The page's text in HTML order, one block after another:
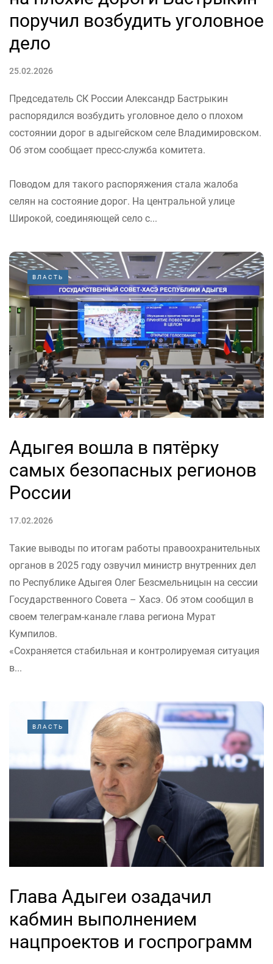
поручил возбудить уголовное
дело
25.02.2026
Председатель СК России Александр Бастрыкин
распорядился возбудить уголовное дело о плохом
состоянии дорог в адыгейском селе Владимировском.
Об этом сообщает пресс-служба комитета.
Поводом для такого распоряжения стала жалоба
селян на состояние дорог. На центральной улице
Широкой, соединяющей село с...
ВЛАСТЬ
Адыгея вошла в пятёрку
самых безопасных регионов
России
17.02.2026
Такие выводы по итогам работы правоохранительных
органов в 2025 году озвучил министр внутренних дел
по Республике Адыгея Олег Безсмельницын на сессии
Государственного Совета – Хасэ. Об этом сообщил в
своем телеграм-канале глава региона Мурат
Кумпилов.
«Сохраняется стабильная и контролируемая ситуация
в...
ВЛАСТЬ
Глава Адыгеи озадачил
кабмин выполнением
нацпроектов и госпрограмм